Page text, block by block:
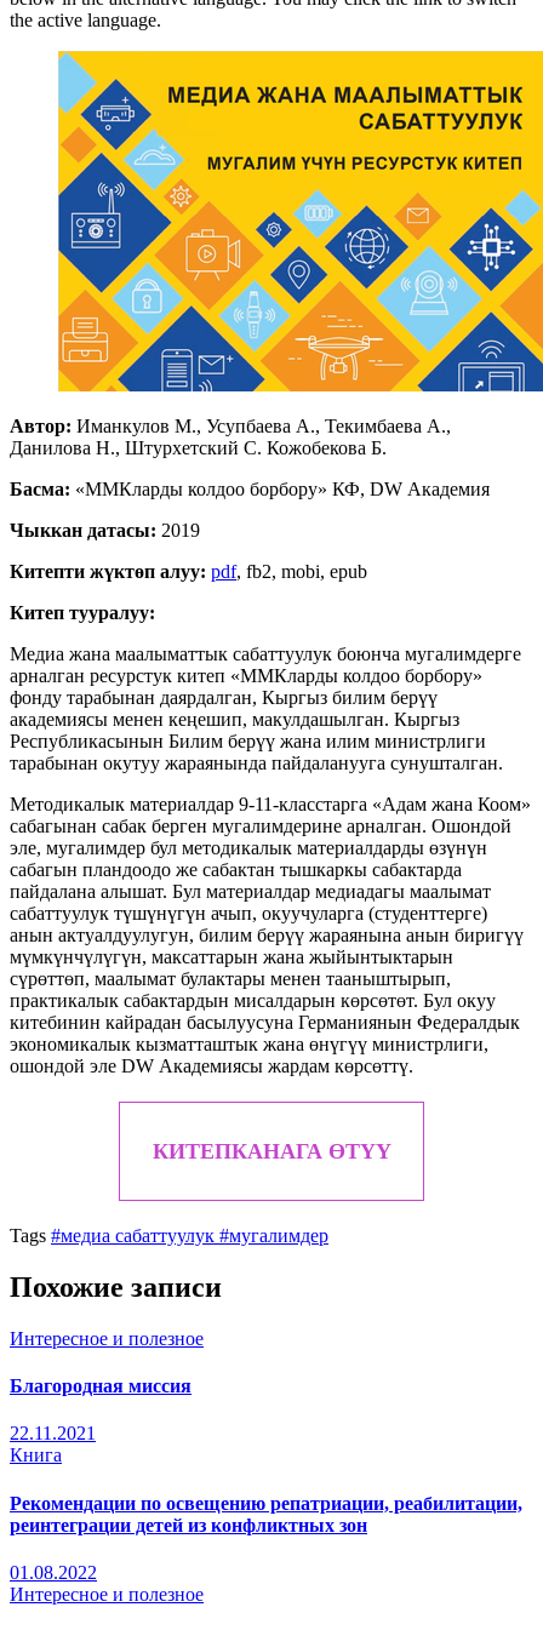
the active language.
Автор: Иманкулов М., Усупбаева А., Текимбаева А.,
Данилова Н., Штурхетский С. Кожобекова Б.
Басма: «ММКларды колдоо борбору» КФ, DW Академия
Чыккан датасы: 2019
Китепти жүктөп алуу: pdf, fb2, mobi, epub
Китеп тууралуу:
Медиа жана маалыматтык сабаттуулук боюнча мугалимдерге
арналган ресурстук китеп «ММКларды колдоо борбору»
фонду тарабынан даярдалган, Кыргыз билим берүү
академиясы менен кеңешип, макулдашылган. Кыргыз
Республикасынын Билим берүү жана илим министрлиги
тарабынан окутуу жараянында пайдаланууга сунушталган.
Методикалык материалдар 9-11-класстарга «Адам жана Коом»
сабагынан сабак берген мугалимдерине арналган. Ошондой
эле, мугалимдер бул методикалык материалдарды өзүнүн
сабагын пландоодо же сабактан тышкаркы сабактарда
пайдалана алышат. Бул материалдар медиадагы маалымат
сабаттуулук түшүнүгүн ачып, окуучуларга (студенттерге)
анын актуалдуулугун, билим берүү жараянына анын биригүү
мүмкүнчүлүгүн, максаттарын жана жыйынтыктарын
сүрөттөп, маалымат булактары менен тааныштырып,
практикалык сабактардын мисалдарын көрсөтөт. Бул окуу
китебинин кайрадан басылуусуна Германиянын Федералдык
экономикалык кызматташтык жана өнүгүү министрлиги,
ошондой эле DW Академиясы жардам көрсөттү.
КИТЕПКАНАГА ӨТҮҮ
Tags #медиа сабаттуулук #мугалимдер
Похожие записи
Интересное и полезное
Благородная миссия
22.11.2021
Книга
Рекомендации по освещению репатриации, реабилитации,
реинтеграции детей из конфликтных зон
01.08.2022
Интересное и полезное